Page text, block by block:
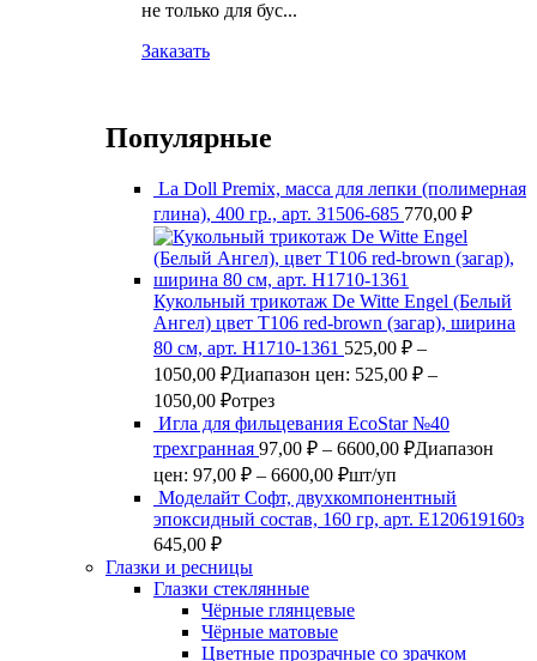
не только для бус...
Заказать
Популярные
La Doll Premix, масса для лепки (полимерная
глина), 400 гр., арт. З1506-685 770,00 ₽
Кукольный трикотаж De Witte Engel (Белый
Ангел) цвет Т106 red-brown (загар), ширина
80 см, арт. Н1710-1361 525,00 ₽ –
1050,00 ₽Диапазон цен: 525,00 ₽ –
1050,00 ₽отрез
Игла для фильцевания EcoStar №40
трехгранная 97,00 ₽ – 6600,00 ₽Диапазон
цен: 97,00 ₽ – 6600,00 ₽шт/уп
Моделайт Софт, двухкомпонентный
эпоксидный состав, 160 гр, арт. Е120619160з
645,00 ₽
Глазки и ресницы
Глазки стеклянные
Чёрные глянцевые
Чёрные матовые
Цветные прозрачные со зрачком